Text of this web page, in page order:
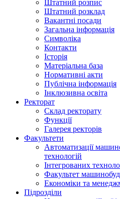
Штатний розпис
Штатний розклад
Вакантні посади
Загальна інформація
Символіка
Контакти
Історія
Матеріальна база
Нормативні акти
Публічна інформація
Інклюзивна освіта
Ректорат
Склад ректорату
Функції
Галерея ректорів
Факультети
Автоматизації
технологій
Інтегрованих
Факультет
Економіки та
Підрозділи